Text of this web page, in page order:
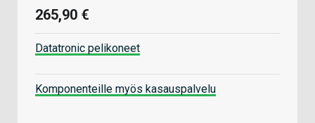
265,90 €
Datatronic pelikoneet
Komponenteille myös kasauspalvelu